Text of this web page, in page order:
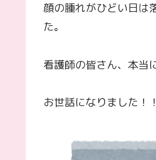
顔の腫れがひどい日は
た。
看護師の皆さん、本当
お世話になりました！！